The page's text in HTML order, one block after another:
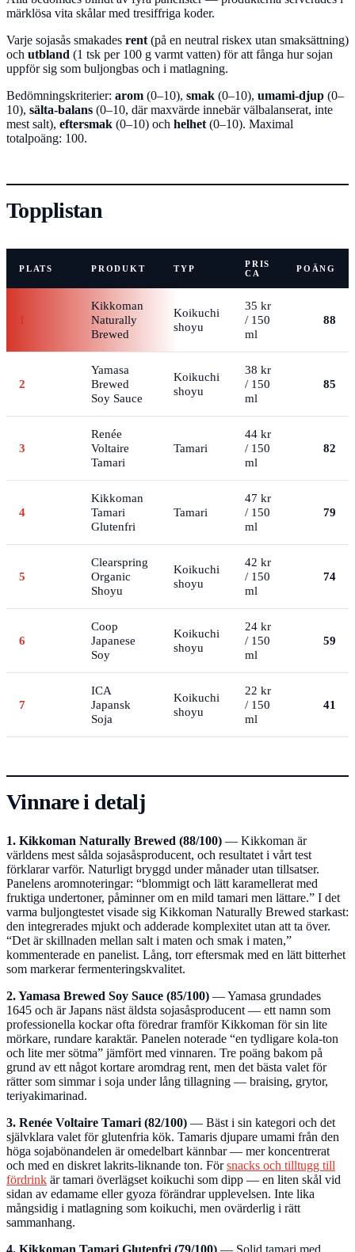
märklösa vita skålar med tresiffriga koder.
Varje sojasås smakades rent (på en neutral riskex utan smaksättning)
och utbland (1 tsk per 100 g varmt vatten) för att fånga hur sojan
uppför sig som buljongbas och i matlagning.
Bedömningskriterier: arom (0–10), smak (0–10), umami-djup (0–
10), sälta-balans (0–10, där maxvärde innebär välbalanserat, inte
mest salt), eftersmak (0–10) och helhet (0–10). Maximal
totalpoäng: 100.
Topplistan
PLATS PRODUKT TYP
PRIS
CA
POÄNG
Kikkoman
Naturally
Brewed
Koikuchi
shoyu
35 kr
/ 150
ml
88
2
Yamasa
Brewed
Soy Sauce
Koikuchi
shoyu
38 kr
/ 150
ml
85
3
Renée
Voltaire
Tamari
Tamari
44 kr
/ 150
ml
82
4
Kikkoman
Tamari
Glutenfri
Tamari
47 kr
/ 150
ml
79
5
Clearspring
Organic
Shoyu
Koikuchi
shoyu
42 kr
/ 150
ml
74
6
Coop
Japanese
Soy
Koikuchi
shoyu
24 kr
/ 150
ml
59
7
ICA
Japansk
Soja
Koikuchi
shoyu
22 kr
/ 150
ml
41
Vinnare i detalj
1. Kikkoman Naturally Brewed (88/100) — Kikkoman är
världens mest sålda sojasåsproducent, och resultatet i vårt test
förklarar varför. Naturligt bryggd under månader utan tillsatser.
Panelens aromnoteringar: “blommigt och lätt karamellerat med
fruktiga undertoner, påminner om en mild tamari men lättare.” I det
varma buljongtestet visade sig Kikkoman Naturally Brewed starkast:
den integrerades mjukt och adderade komplexitet utan att ta över.
“Det är skillnaden mellan salt i maten och smak i maten,”
kommenterade en panelist. Lång, torr eftersmak med en lätt bitterhet
som markerar fermenteringskvalitet.
2. Yamasa Brewed Soy Sauce (85/100) — Yamasa grundades
1645 och är Japans näst äldsta sojasåsproducent — ett namn som
professionella kockar ofta föredrar framför Kikkoman för sin lite
mörkare, rundare karaktär. Panelen noterade “en tydligare kola-ton
och lite mer sötma” jämfört med vinnaren. Tre poäng bakom på
grund av ett något kortare aromdrag rent, men det bästa valet för
rätter som simmar i soja under lång tillagning — braising, grytor,
teriyakimarinad.
3. Renée Voltaire Tamari (82/100) — Bäst i sin kategori och det
självklara valet för glutenfria kök. Tamaris djupare umami från den
höga sojabönandelen är omedelbart kännbar — mer koncentrerat
och med en diskret lakrits-liknande ton. Försnacks och tilltugg till
fördrink är tamari överlägset koikuchi som dipp — en liten skål vid
sidan av edamame eller gyoza förändrar upplevelsen. Inte lika
mångsidig i matlagning som koikuchi, men ovärderlig i rätt
sammanhang.
4. Kikkoman Tamari Glutenfri (79/100) — Solid tamari med